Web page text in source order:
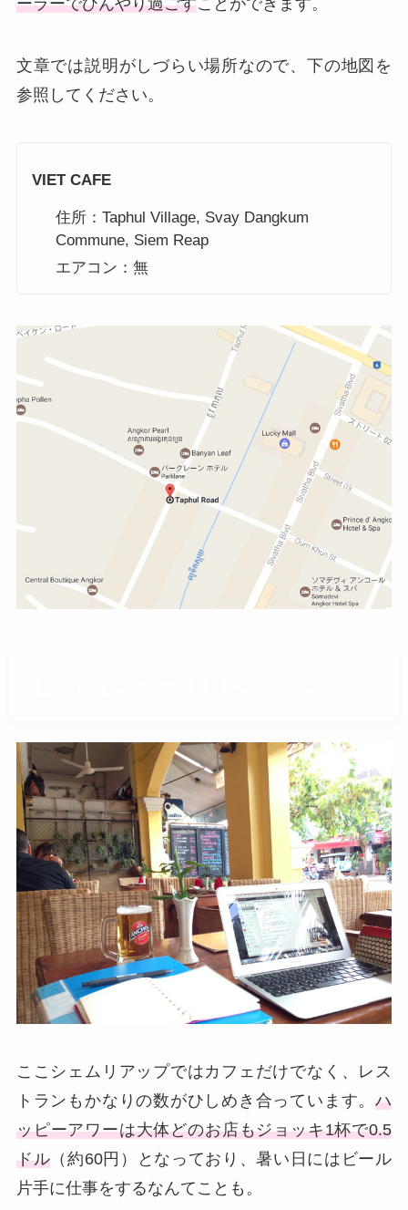
ーラーでひんやり過ごすことができます。
文章では説明がしづらい場所なので、下の地図を
参照してください。
VIET CAFE
住所：Taphul Village, Svay Dangkum
Commune, Siem Reap
エアコン：無
ここシェムリアップではカフェだけでなく、レス
トランもかなりの数がひしめき合っています。ハ
ッピーアワーは大体どのお店もジョッキ1杯で0.5
ドル （約60円）となっており、暑い日にはビール
片手に仕事をするなんてことも。